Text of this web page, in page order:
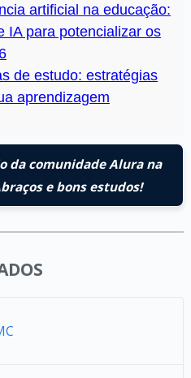
artificial na educação:
IA para potencializar os
de estudo: estratégias
aprendizagem
da comunidade Alura na
e bons estudos!